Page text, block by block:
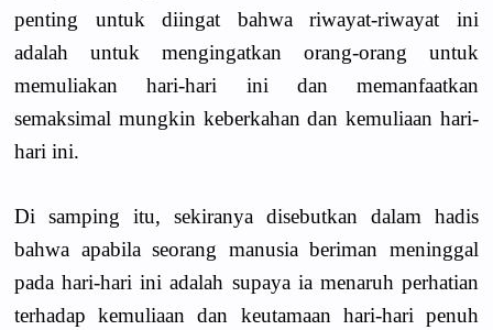
penting untuk diingat bahwa riwayat-riwayat ini
adalah untuk mengingatkan orang-orang untuk
memuliakan hari-hari ini dan memanfaatkan
semaksimal mungkin keberkahan dan kemuliaan hari-
hari ini.
Di samping itu, sekiranya disebutkan dalam hadis
bahwa apabila seorang manusia beriman meninggal
pada hari-hari ini adalah supaya ia menaruh perhatian
terhadap kemuliaan dan keutamaan hari-hari penuh